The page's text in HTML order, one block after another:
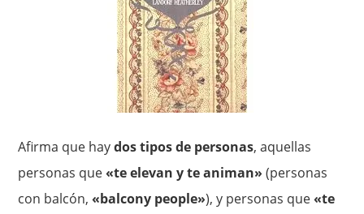
Afirma que haydos tipos de personas, aquellas
personas que«te elevan y te animan» (personas
con balcón,«balcony people»), y personas que«te